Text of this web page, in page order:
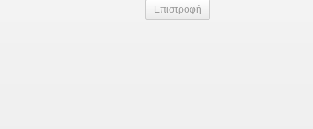
Επιστροφή